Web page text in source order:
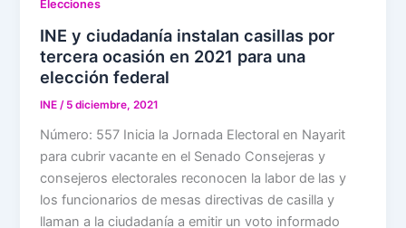
Elecciones
INE y ciudadanía instalan casillas por
tercera ocasión en 2021 para una
elección federal
INE/ 5 diciembre, 2021
Número: 557 Inicia la Jornada Electoral en Nayarit
para cubrir vacante en el Senado Consejeras y
consejeros electorales reconocen la labor de las y
los funcionarios de mesas directivas de casilla y
llaman a la ciudadanía a emitir un voto informado